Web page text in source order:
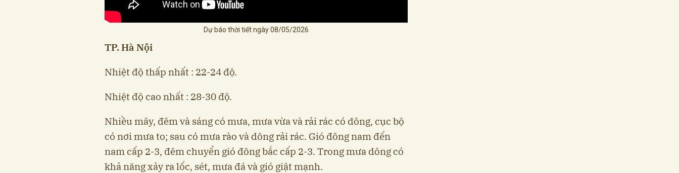
Dự báo thời tiết ngày 08/05/2026
TP. Hà Nội
Nhiệt độ thấp nhất : 22-24 độ.
Nhiệt độ cao nhất : 28-30 độ.
Nhiều mây, đêm và sáng có mưa, mưa vừa và rải rác có dông, cục bộ
có nơi mưa to; sau có mưa rào và dông rải rác. Gió đông nam đến
nam cấp 2-3, đêm chuyển gió đông bắc cấp 2-3. Trong mưa dông có
khả năng xảy ra lốc, sét, mưa đá và gió giật mạnh.